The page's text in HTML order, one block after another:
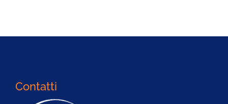
Contatti